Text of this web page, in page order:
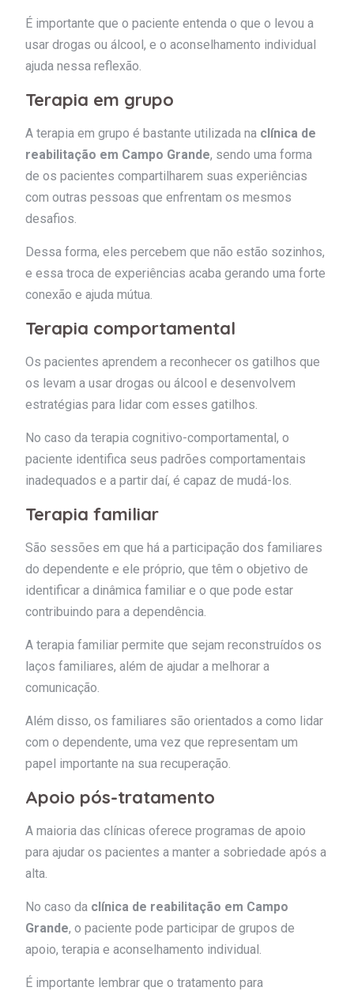
É importante que o paciente entenda o que o levou a
usar drogas ou álcool, e o aconselhamento individual
ajuda nessa reflexão.
Terapia em grupo
A terapia em grupo é bastante utilizada na clínica de
reabilitação em Campo Grande, sendo uma forma
de os pacientes compartilharem suas experiências
com outras pessoas que enfrentam os mesmos
desafios.
Dessa forma, eles percebem que não estão sozinhos,
e essa troca de experiências acaba gerando uma forte
conexão e ajuda mútua.
Terapia comportamental
Os pacientes aprendem a reconhecer os gatilhos que
os levam a usar drogas ou álcool e desenvolvem
estratégias para lidar com esses gatilhos.
No caso da terapia cognitivo-comportamental, o
paciente identifica seus padrões comportamentais
inadequados e a partir daí, é capaz de mudá-los.
Terapia familiar
São sessões em que há a participação dos familiares
do dependente e ele próprio, que têm o objetivo de
identificar a dinâmica familiar e o que pode estar
contribuindo para a dependência.
A terapia familiar permite que sejam reconstruídos os
laços familiares, além de ajudar a melhorar a
comunicação.
Além disso, os familiares são orientados a como lidar
com o dependente, uma vez que representam um
papel importante na sua recuperação.
Apoio pós-tratamento
A maioria das clínicas oferece programas de apoio
para ajudar os pacientes a manter a sobriedade após a
alta.
No caso da clínica de reabilitação em Campo
Grande, o paciente pode participar de grupos de
apoio, terapia e aconselhamento individual.
É importante lembrar que o tratamento para